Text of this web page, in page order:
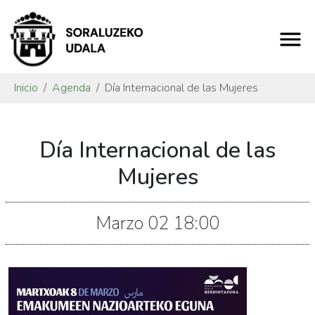
Inicio Agenda Día Internacional de las Mujeres
internacional-
mujeres-
Día
las
Día Internacional de las
Mujeres
Marzo 02 18:00